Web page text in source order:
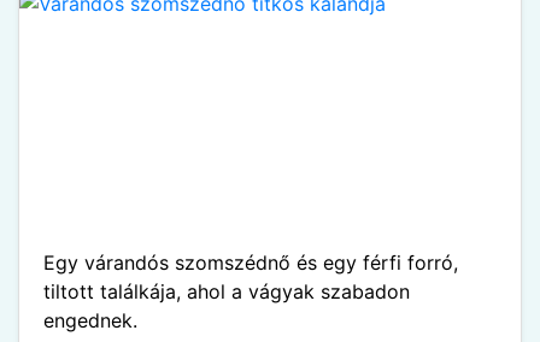
Egy várandós szomszédnő és egy férfi forró,
tiltott találkája, ahol a vágyak szabadon
engednek.